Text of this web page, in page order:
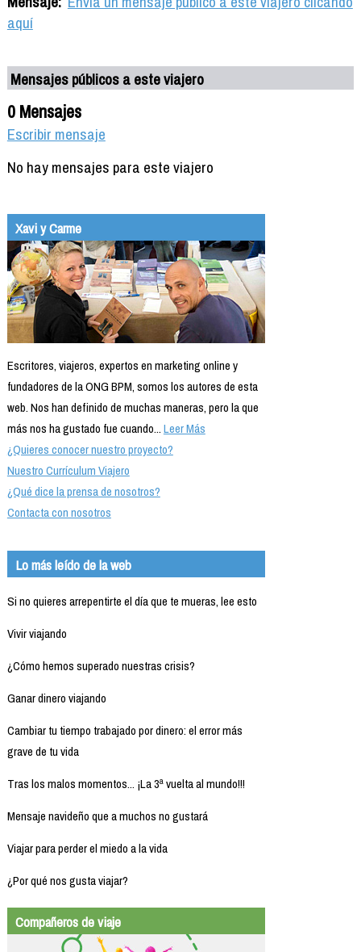
aquí
Mensajes públicos a este viajero
0 Mensajes
Escribir mensaje
No hay mensajes para este viajero
Xavi y Carme
Escritores, viajeros, expertos en marketing online y
fundadores de la ONG BPM, somos los autores de esta
web. Nos han definido de muchas maneras, pero la que
más nos ha gustado fue cuando...Leer Más
¿Quieres conocer nuestro proyecto?
Nuestro Currículum Viajero
¿Qué dice la prensa de nosotros?
Contacta con nosotros
Lo más leído de la web
Si no quieres arrepentirte el día que te mueras, lee esto
Vivir viajando
¿Cómo hemos superado nuestras crisis?
Ganar dinero viajando
Cambiar tu tiempo trabajado por dinero: el error más
grave de tu vida
Tras los malos momentos... ¡La 3ª vuelta al mundo!!!
Mensaje navideño que a muchos no gustará
Viajar para perder el miedo a la vida
¿Por qué nos gusta viajar?
Compañeros de viaje